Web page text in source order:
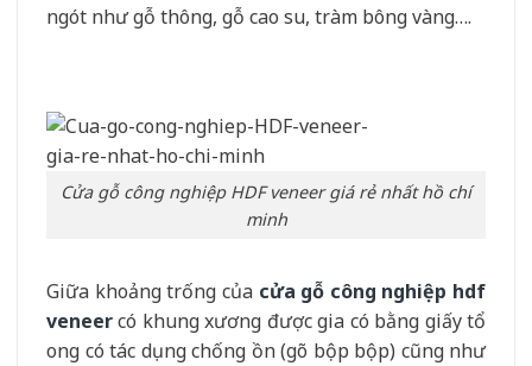
ngót như gỗ thông, gỗ cao su, tràm bông vàng….
Cửa gỗ công nghiệp HDF veneer giá rẻ nhất hồ chí
minh
Giữa khoảng trống của cửa gỗ công nghiệp hdf
veneercó khung xương được gia có bằng giấy tổ
ong có tác dụng chống ồn (gõ bộp bộp) cũng như